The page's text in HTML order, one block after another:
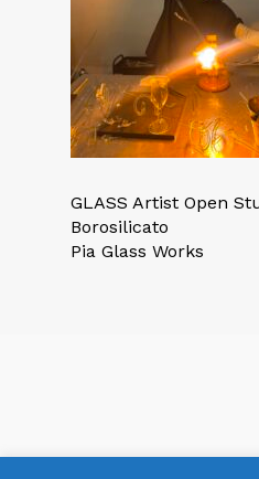
GLASS Artist Open
Borosilicato
Pia Glass Works